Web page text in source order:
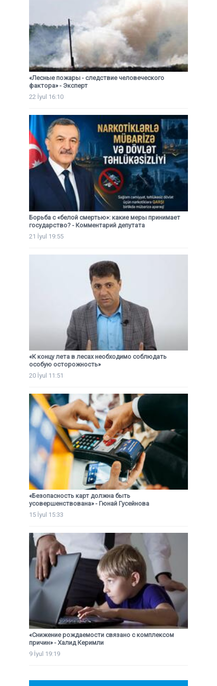
«Лесные пожары - следствие человеческого
фактора» - Эксперт
22 İyul 16:10
Борьба с «белой смертью»: какие меры принимает
государство? - Комментарий депутата
21 İyul 19:55
«К концу лета в лесах необходимо соблюдать
особую осторожность»
20 İyul 11:51
«Безопасность карт должна быть
усовершенствована» - Гюнай Гусейнова
15 İyul 15:33
«Снижение рождаемости связано с комплексом
причин» - Халид Керимли
9 İyul 19:19